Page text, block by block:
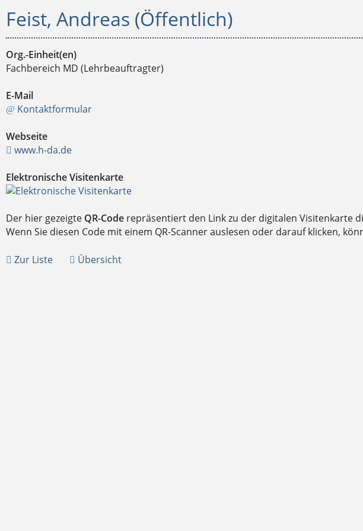
Feist, Andreas (Öffentlich)
Org.-Einheit(en)
Fachbereich MD (Lehrbeauftragter)
E-Mail
Kontaktformular
Webseite
www.h-da.de
Elektronische Visitenkarte
Der hier gezeigte QR-Code repräsentiert den Link zu der digitalen Visitenkarte
Wenn Sie diesen Code mit einem QR-Scanner auslesen oder darauf klicken,
Zur Liste Übersicht